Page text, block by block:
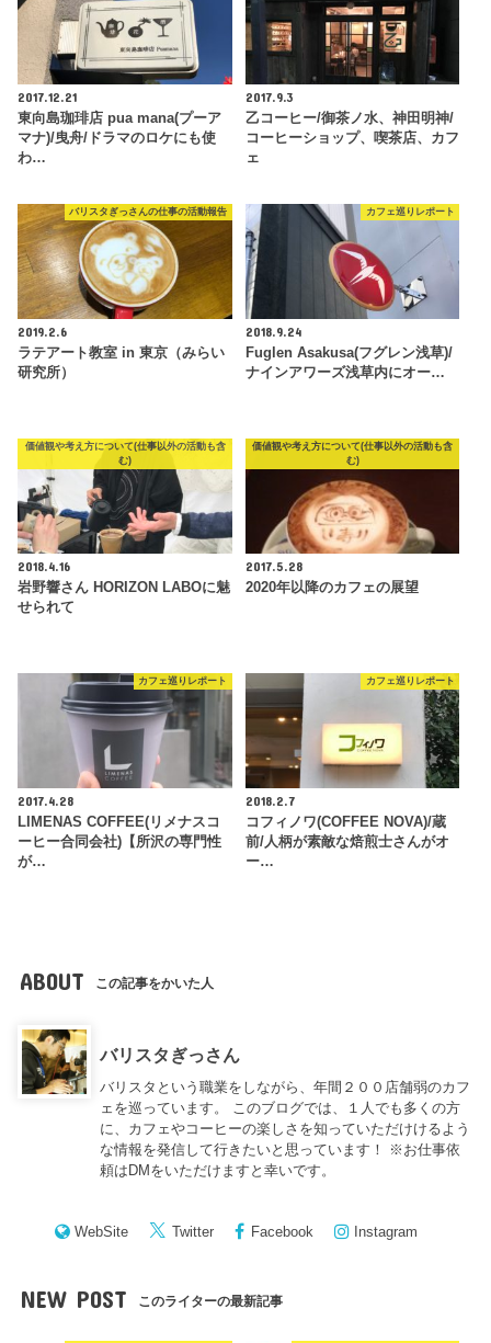
2017.12.21
東向島珈琲店 pua mana(プーア
マナ)/曳舟/ドラマのロケにも使
わ…
2017.9.3
乙コーヒー/御茶ノ水、神田明神/
コーヒーショップ、喫茶店、カフ
ェ
バリスタぎっさんの仕事の活動報告
2019.2.6
ラテアート教室 in 東京（みらい
研究所）
カフェ巡りレポート
2018.9.24
Fuglen Asakusa(フグレン浅草)/
ナインアワーズ浅草内にオー…
価値観や考え方について(仕事以外の活動も含
む)
2018.4.16
岩野響さん HORIZON LABOに魅
せられて
価値観や考え方について(仕事以外の活動も含
む)
2017.5.28
2020年以降のカフェの展望
カフェ巡りレポート
2017.4.28
LIMENAS COFFEE(リメナスコ
ーヒー合同会社)【所沢の専門性
が…
カフェ巡りレポート
2018.2.7
コフィノワ(COFFEE NOVA)/蔵
前/人柄が素敵な焙煎士さんがオ
ー…
ABOUT この記事をかいた人
バリスタぎっさん
バリスタという職業をしながら、年間２００店舗弱のカフ
ェを巡っています。 このブログでは、１人でも多くの方
に、カフェやコーヒーの楽しさを知っていただけけるよう
な情報を発信して行きたいと思っています！ ※お仕事依
頼はDMをいただけますと幸いです。
WebSite Twitter Facebook Instagram
NEW POST このライターの最新記事